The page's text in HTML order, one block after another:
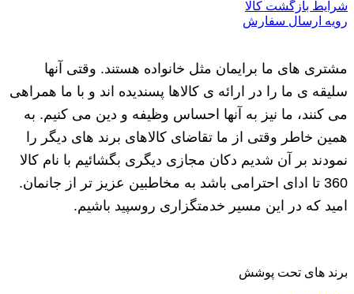
شرایط بازگشت کالا
رویه ارسال سفارش
مشتری های ما برایمان مثل خانواده هستند. وقتی آنها
سلیقه ی ما را در ارائه ی کالاها پسندیده اند و با ما همراهی
می کنند، ما نیز به آنها احساس وظیفه و دین می کنیم. به
همین خاطر وقتی از ما تقاضای کالاهای برند های دیگر را
نمودند بر آن شدیم دکان مجازی دیگری بگشائیم با نام کالا
360 تا ادای احترامی باشد به مخاطبین عزیز تر از جانمان.
امید که در این مسیر خدمتگزاری روسپید باشیم.
برند های تحت پوشش